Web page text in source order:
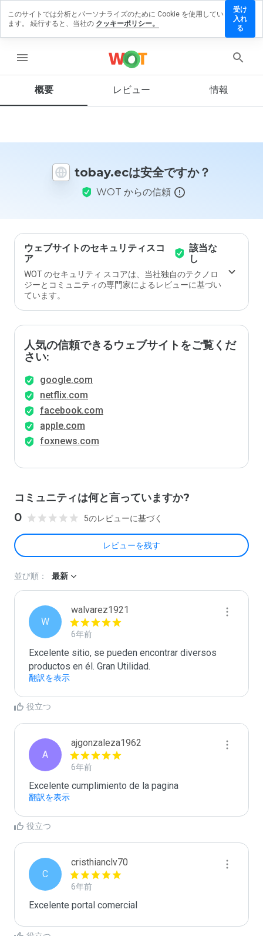
menu
概要 レビュー 情報
tobay.ecは安全ですか？
WOT からの信頼
ウェブサイトのセキュリティスコ
ア
該当な
し
WOT のセキュリティ スコアは、当社独自のテクノロ
ジーとコミュニティの専門家によるレビューに基づい
ています。
人気の信頼できるウェブサイトをご覧くだ
さい:
google.com
netflix.com
facebook.com
apple.com
foxnews.com
コミュニティは何と言っていますか?
0 5のレビューに基づく
レビューを残す
レビ
ーを
ブサ
に評
価し
ます
か？
並び順： 最新
W
walvarez1921
6年前
Excelente sitio, se pueden encontrar diversos
productos en él. Gran Utilidad.
翻訳を表示
役立つ
A
ajgonzaleza1962
6年前
Excelente cumplimiento de la pagina
翻訳を表示
役立つ
C
cristhianclv70
6年前
Excelente portal comercial
このサイトでは分析とパーソナライズのために Cookie を使用してい
ます。 続行すると、当社の クッキーポリシー。
受け
入れ
る